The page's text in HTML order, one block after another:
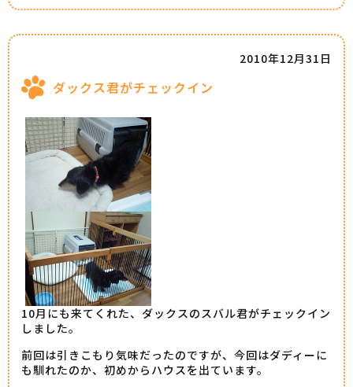
ダックス君がチェックイン
2010年12月31日
10月にも来てくれた、ダックスのスバル君がチェックイン
しました。
前回は引きこもり気味だったのですが、今回はダディーに
も馴れたのか、初めからハウスを出ています。